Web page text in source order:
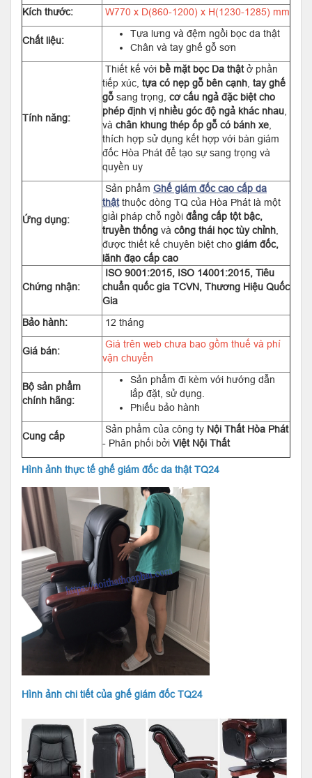
Kích thước:
W770 x D(860-1200) x H(1230-1285) mm
Chất liệu:
Tựa lưng và đệm ngồi bọc da thật
Chân và tay ghế gỗ sơn
Tính năng:
Thiết kế với bề mặt bọc Da thậtở phần
tiếp xúc, tựa có nẹp gỗ bên cạnh tay ghế
gỗ sang trọng, cơ cấu ngả đặc biệt cho
phép định vị nhiều góc độ ngả khác nhau
và chân khung thép ốp gỗ có bánh xe
thích hợp sử dụng kết hợp với bàn giám
đốc Hòa Phát để tạo sự sang trọng và
quyền uy
Ứng dụng:
Sản phẩm Ghế giám đốc cao cấp da
thậtthuộc dòng TQ của Hòa Phát là một
giải pháp chỗ ngồi đẳng cấp tột bậc,
truyền thống và công thái học tùy chỉnh
được thiết kế chuyên biệt cho giám đốc,
lãnh đạo cấp cao
Chứng nhận:
ISO 9001:2015, ISO 14001:2015, Tiêu
chuẩn quốc gia TCVN, Thương Hiệu Quốc
Gia
Bảo hành:
12 tháng
Giá bán:
Giá trên web chưa bao gồm thuế và phí
vận chuyển
Bộ sản phẩm
chính hãng:
Sản phẩm đi kèm với hướng dẫn
lắp đặt, sử dụng.
Phiếu bảo hành
Cung cấp
Sản phẩm của công ty Nội Thất Hòa Phát
- Phân phối bởi Việt Nội Thất
Hình ảnh thực tế ghế giám đốc da thật TQ24
Hình ảnh chi tiết của ghế giám đốc TQ24